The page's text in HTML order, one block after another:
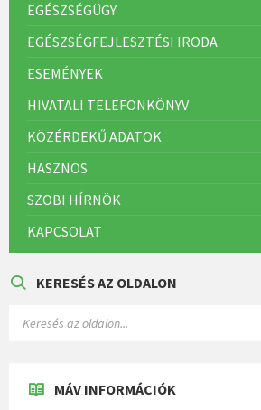
EGÉSZSÉGÜGY
EGÉSZSÉGFEJLESZTÉSI IRODA
ESEMÉNYEK
HIVATALI TELEFONKÖNYV
KÖZÉRDEKŰ ADATOK
HASZNOS
SZOBI HÍRNÖK
KAPCSOLAT
KERESÉS AZ OLDALON
MÁV INFORMÁCIÓK